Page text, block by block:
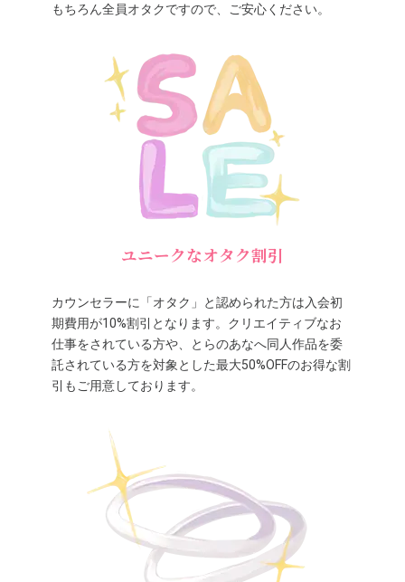
もちろん全員オタクですので、ご安心ください。
ユニークなオタク割引
カウンセラーに「オタク」と認められた方は入会初
期費用が10%割引となります。クリエイティブなお
仕事をされている方や、とらのあなへ同人作品を委
託されている方を対象とした最大50%OFFのお得な割
引もご用意しております。